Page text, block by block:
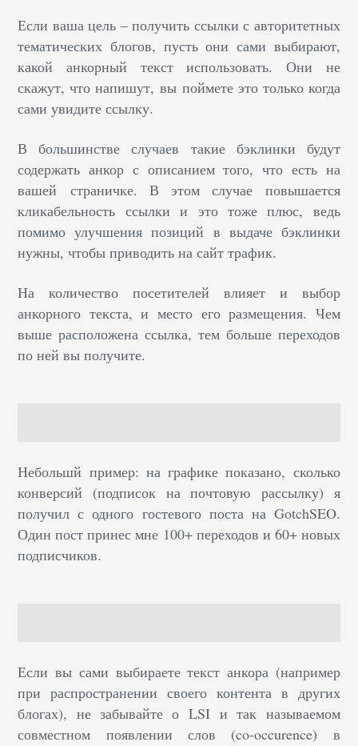
Если ваша цель – получить ссылки с авторитетных
тематических блогов, пусть они сами выбирают,
какой анкорный текст использовать. Они не
скажут, что напишут, вы поймете это только когда
сами увидите ссылку.
В большинстве случаев такие бэклинки будут
содержать анкор с описанием того, что есть на
вашей страничке. В этом случае повышается
кликабельность ссылки и это тоже плюс, ведь
помимо улучшения позиций в выдаче бэклинки
нужны, чтобы приводить на сайт трафик.
На количество посетителей влияет и выбор
анкорного текста, и место его размещения. Чем
выше расположена ссылка, тем больше переходов
по ней вы получите.
Небольшй пример: на графике показано, сколько
конверсий (подписок на почтовую рассылку) я
получил с одного гостевого поста на GotchSEO.
Один пост принес мне 100+ переходов и 60+ новых
подписчиков.
Если вы сами выбираете текст анкора (например
при распространении своего контента в других
блогах), не забывайте о LSI и так называемом
совместном появлении слов (co-occurence) в